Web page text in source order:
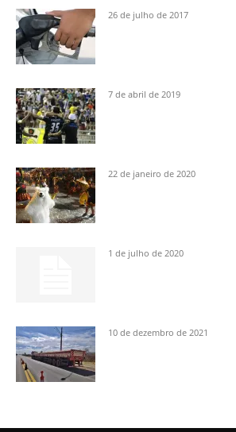
26 de julho de 2017
7 de abril de 2019
22 de janeiro de 2020
1 de julho de 2020
10 de dezembro de 2021